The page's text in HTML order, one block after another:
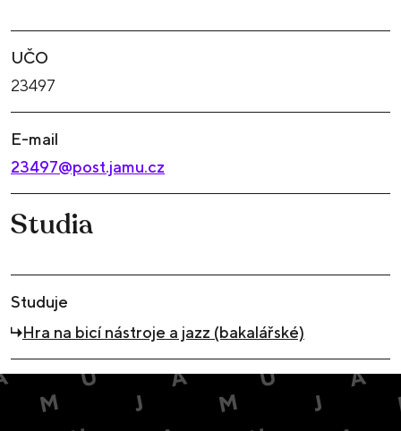
UČO
23497
E-mail
23497@post.jamu.cz
Studia
Studuje
Hra na bicí nástroje a jazz (bakalářské)